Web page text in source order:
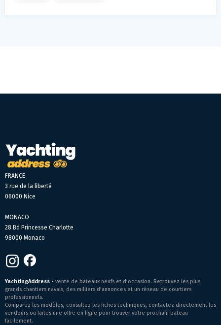
FRANCE
3 rue de la liberté
06000 Nice
MONACO
28 Bd Princesse Charlotte
98000 Monaco
YachtingAddress - vente de bateaux neufs et d’occasion. Retrouvez les plus
grands chantiers navals, des milliers d’annonces et un réseau de courtiers
professionnels.
Comparez les modèles, consultez les fiches techniques, contactez directement les
vendeurs ou faites une offre en ligne pour trouver votre prochain bateau
facilement.